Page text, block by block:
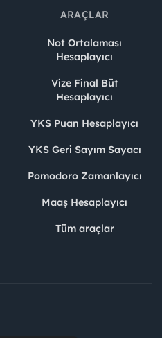
ARAÇLAR
Not Ortalaması
Hesaplayıcı
Vize Final Büt
Hesaplayıcı
YKS Puan Hesaplayıcı
YKS Geri Sayım Sayacı
Pomodoro Zamanlayıcı
Maaş Hesaplayıcı
Tüm araçlar